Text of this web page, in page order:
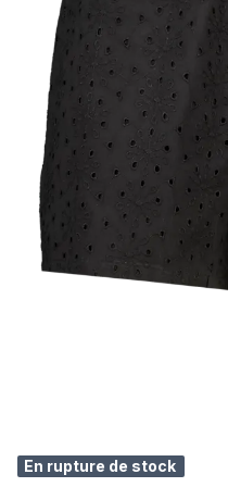
En rupture de stock